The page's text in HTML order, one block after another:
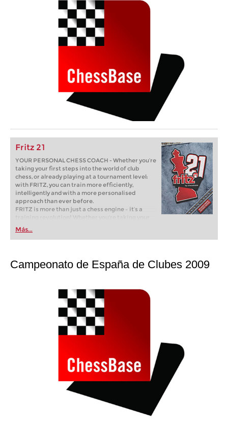
Fritz 21
YOUR PERSONAL CHESS COACH - Whether you’re
taking your first steps into the world of club
chess, or already playing at a tournament level:
with FRITZ, you can train more efficiently,
intelligently and with a more personalised
approach than ever before.
FRITZ is more than just a chess engine – it’s a
training revolution! Whether you’re taking your
first steps into the world of club chess, or already
playing at a tournament level: with FRITZ, you can
train more efficiently, intelligently and with a
Más...
Campeonato de España de Clubes 2009